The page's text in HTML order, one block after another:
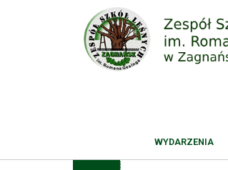
WYDARZENIA